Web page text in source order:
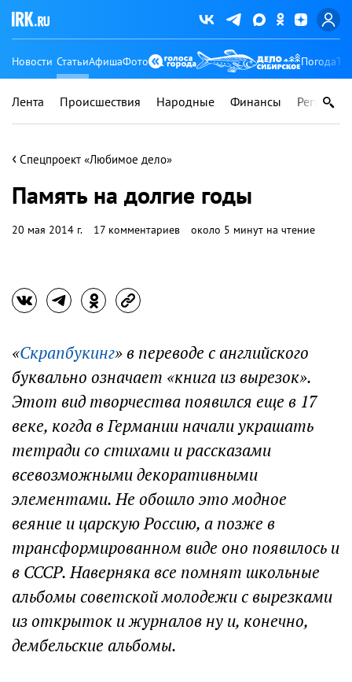
Новости СтатьиАфишаФото Погода
Лента Происшествия Народные Финансы Регионы
‹ Спецпроект «Любимое дело»
Память на долгие годы
20 мая 2014 г. 17 комментариев около 5 минут на чтение
«Скрапбукинг» в переводе с английского
буквально означает «книга из вырезок».
Этот вид творчества появился еще в 17
веке, когда в Германии начали украшать
тетради со стихами и рассказами
всевозможными декоративными
элементами. Не обошло это модное
веяние и царскую Россию, а позже в
трансформированном виде оно появилось и
в СССР. Наверняка все помнят школьные
альбомы советской молодежи с вырезками
из открыток и журналов ну и, конечно,
дембельские альбомы.